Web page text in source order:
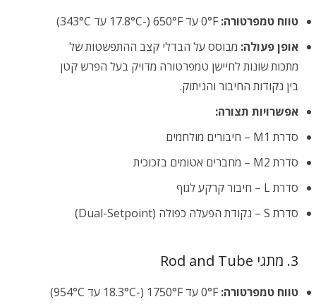
טווח טמפרטורה:
אופן פעולה: מבוסס על הבדלי קצב ההתפשטות של
מתכות שונות לחיישן טמפרטורה מדויק בעל הפרש קטן
בין נקודות החיבור והניתוק.
אפשרויות תצורה:
סדרת M1 – חיבורים מולחמים
סדרת M2 – מחברים אטומים בזכוכית
סדרת L – חיבור קרקע לגוף
סדרת S – נקודת הפעלה כפולה (Dual-Setpoint)
3. מתגי Rod and Tube
טווח טמפרטורה: